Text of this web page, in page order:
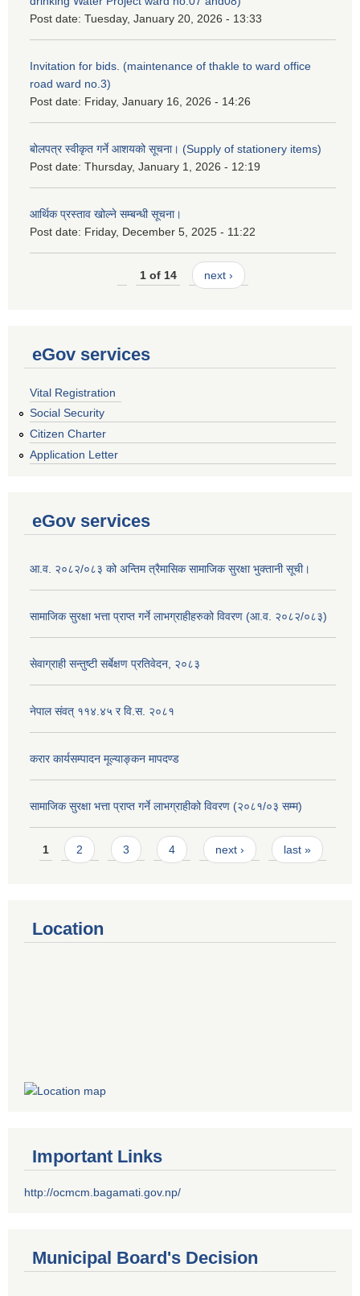
Post date: Tuesday, January 20, 2026 - 13:33
Invitation for bids. (maintenance of thakle to ward office
road ward no.3)
Post date: Friday, January 16, 2026 - 14:26
बोलपत्र स्वीकृत गर्ने आशयको सूचना। (Supply of stationery items)
Post date: Thursday, January 1, 2026 - 12:19
आर्थिक प्रस्ताव खोल्ने सम्बन्धी सूचना।
Post date: Friday, December 5, 2025 - 11:22
1 of 14 next ›
eGov services
Vital Registration
Social Security
Citizen Charter
Application Letter
eGov services
आ.व. २०८२/०८३ को अन्तिम त्रैमासिक सामाजिक सुरक्षा भुक्तानी सूची।
सामाजिक सुरक्षा भत्ता प्राप्त गर्ने लाभग्राहीहरुको विवरण (आ.व. २०८२/०८३)
सेवाग्राही सन्तुष्टी सर्बेक्षण प्रतिवेदन, २०८३
नेपाल संवत् ११४.४५ र वि.स. २०८१
करार कार्यसम्पादन मूल्याङ्कन मापदण्ड
सामाजिक सुरक्षा भत्ता प्राप्त गर्ने लाभग्राहीको विवरण (२०८१/०३ सम्म)
Pages
1 2 3 4 next › last »
Location
Important Links
http://ocmcm.bagamati.gov.np/
Municipal Board's Decision